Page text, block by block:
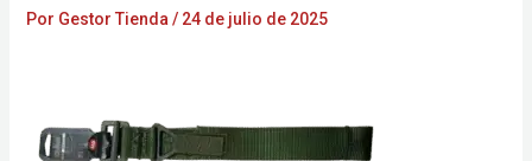
Por Gestor Tienda / 24 de julio de 2025